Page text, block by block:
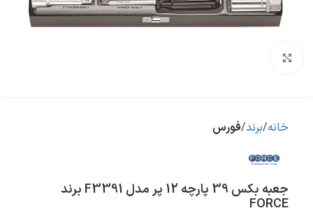
خانه برند فورس
جعبه بکس 39 پارچه 12 پر مدل F3391 برند
FORCE